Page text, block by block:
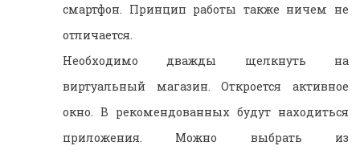
смартфон. Принцип работы также ничем не
отличается.
Необходимо дважды щелкнуть на
виртуальный магазин. Откроется активное
окно. В рекомендованных будут находиться
приложения. Можно выбрать из